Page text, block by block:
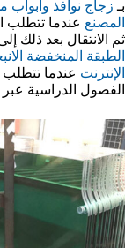
بـ زجاج نوافذ
المصنع عندما تتطلب
ثم الانتقال بعد ذلك
الإنترنت عندما تتطلب
الفصول الدراسية